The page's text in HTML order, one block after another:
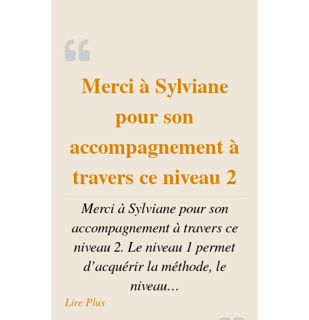
Merci à Sylviane
pour son
accompagnement à
travers ce niveau 2
Merci à Sylviane pour son
accompagnement à travers ce
niveau 2. Le niveau 1 permet
d’acquérir la méthode, le
niveau…
Lire Plus« Merci à Sylviane pour son